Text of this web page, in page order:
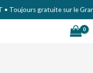
gratuite sur le Grand